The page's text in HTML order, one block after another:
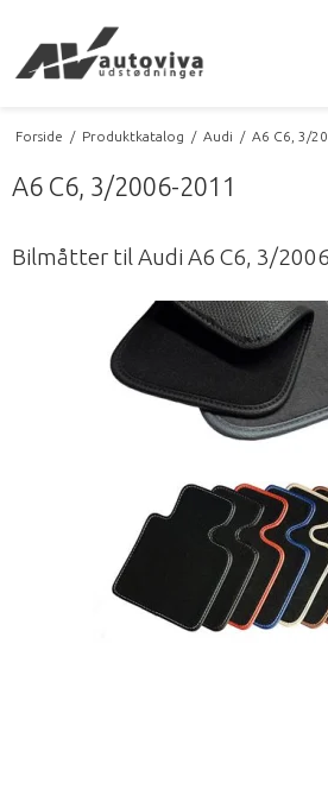
Forside / Produktkatalog / Audi / A6 C6, 3/
A6 C6, 3/2006-2011
Bilmåtter til Audi A6 C6, 3/